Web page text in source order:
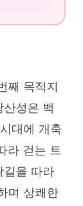
째 목적지
성은 백
대에 개축
라 걷는 트
길을 따라
며 상쾌한